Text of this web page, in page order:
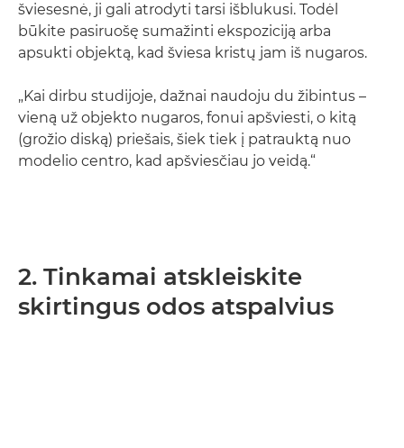
šviesesnė, ji gali atrodyti tarsi išblukusi. Todėl
būkite pasiruošę sumažinti ekspoziciją arba
apsukti objektą, kad šviesa kristų jam iš nugaros.
„Kai dirbu studijoje, dažnai naudoju du žibintus –
vieną už objekto nugaros, fonui apšviesti, o kitą
(grožio diską) priešais, šiek tiek į patrauktą nuo
modelio centro, kad apšviesčiau jo veidą.“
2. Tinkamai atskleiskite
skirtingus odos atspalvius